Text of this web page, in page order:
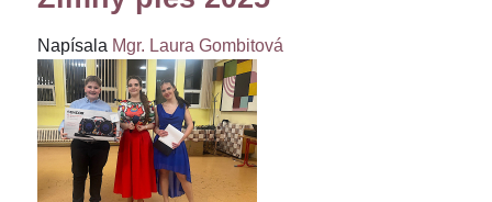
Napísala Mgr. Laura Gombitová